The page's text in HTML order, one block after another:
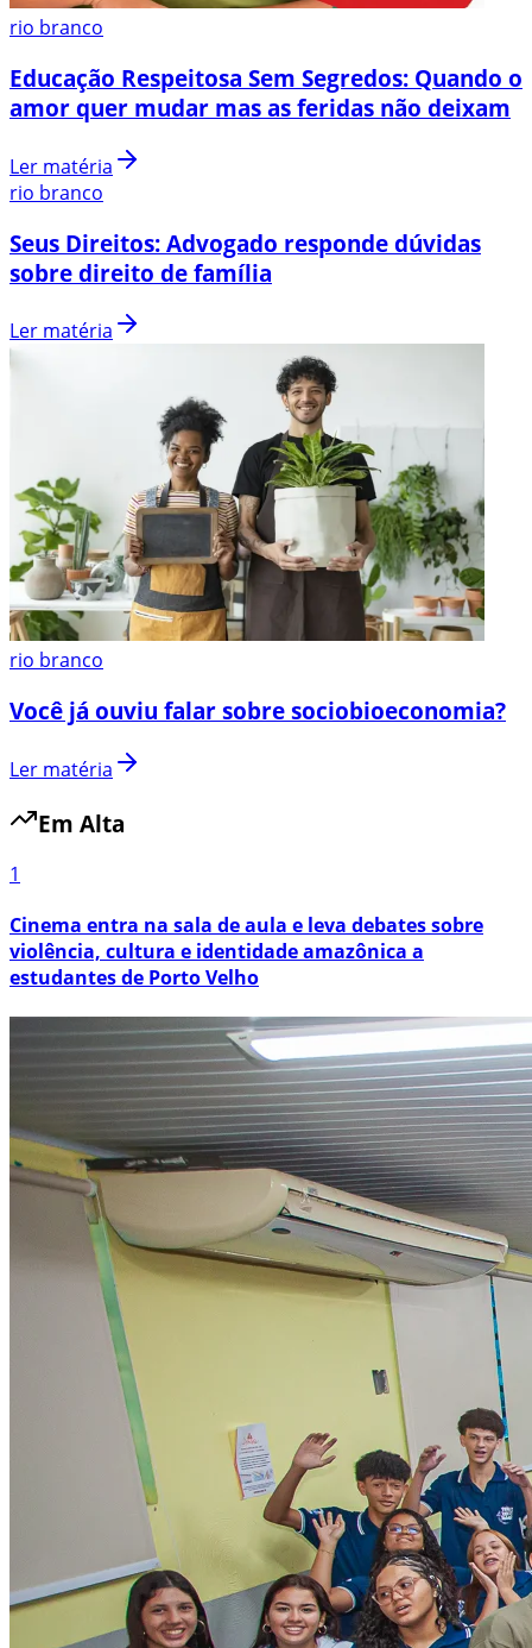
rio branco
Educação Respeitosa Sem Segredos: Quando o
amor quer mudar mas as feridas não deixam
Ler matéria
rio branco
Seus Direitos: Advogado responde dúvidas
sobre direito de família
Ler matéria
rio branco
Você já ouviu falar sobre sociobioeconomia?
Ler matéria
Em Alta
1
Cinema entra na sala de aula e leva debates sobre
violência, cultura e identidade amazônica a
estudantes de Porto Velho